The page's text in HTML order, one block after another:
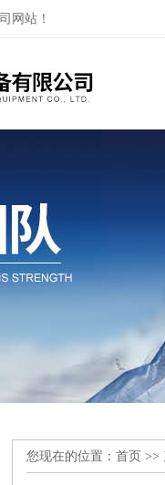
网站！
您现在的位置： 首页 >>